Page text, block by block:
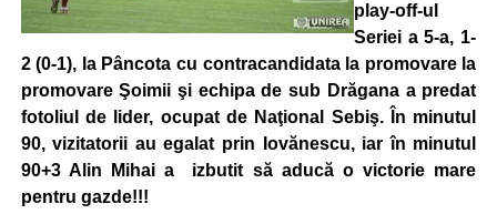
play-off-ul
Seriei a 5-a, 1-
2 (0-1), la Pâncota cu contracandidata la promovare la
promovare Şoimii şi echipa de sub Drăgana a predat
fotoliul de lider, ocupat de Naţional Sebiş. În minutul
90, vizitatorii au egalat prin Iovănescu, iar în minutul
90+3 Alin Mihai a izbutit să aducă o victorie mare
pentru gazde!!!